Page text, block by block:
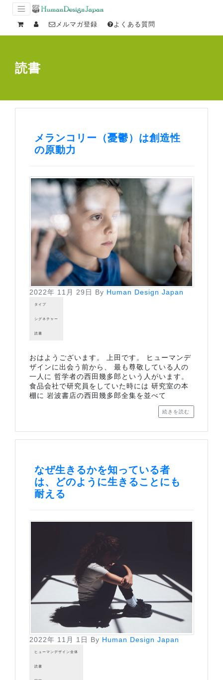
メルマガ登録 よくある質問
読書
メランコリー（憂鬱）は創造性
の原動力
2022年 11月 29日 By Human Design Japan
タイプ
シグネチャー
読書
おはようございます。 上田です。 ヒューマンデ
ザインに出会う前から、 最も尊敬している人の
一人に 哲学者の西田幾多郎という人がいます。
食品会社で研究員をしていた時には 研究室の本
棚に 岩波書店の西田幾多郎全集を並べて
続きを読む
なぜ生きるかを知っている者
は、どのように生きることにも
耐える
2022年 11月 1日 By Human Design Japan
ヒューマンデザイン全体
読書